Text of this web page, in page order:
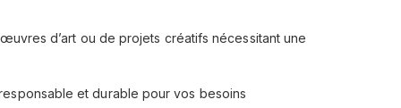
d’art ou de projets créatifs nécessitant une
et durable pour vos besoins